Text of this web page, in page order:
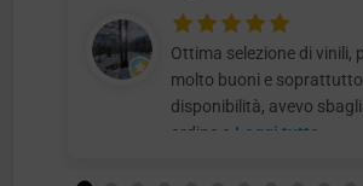
Ottima selezione di vinili,
molto buoni e
disponibilità, avevo
ordine e Leggi tutto